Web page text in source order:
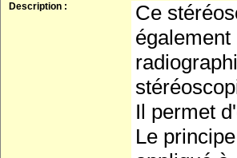
Description :
Ce
Il permet
Le